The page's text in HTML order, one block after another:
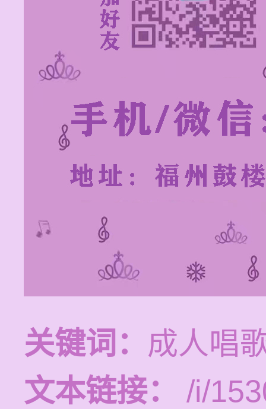
关键词： 成人唱
文本链接：
/i/